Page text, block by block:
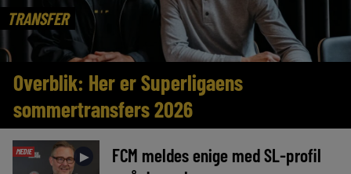
TRANSFER
Overblik: Her er Superligaens
sommertransfers 2026
MEDIE ►
FCM meldes enige med SL-profil